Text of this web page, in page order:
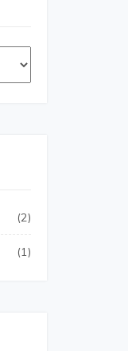
(2)
(1)